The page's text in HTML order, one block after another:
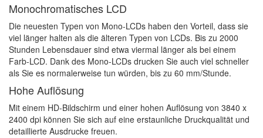
Monochromatisches LCD
Die neuesten Typen von Mono-LCDs haben den Vorteil, dass sie
viel länger halten als die älteren Typen von LCDs. Bis zu 2000
Stunden Lebensdauer sind etwa viermal länger als bei einem
Farb-LCD. Dank des Mono-LCDs drucken Sie auch viel schneller
als Sie es normalerweise tun würden, bis zu 60 mm/Stunde.
Hohe Auflösung
Mit einem HD-Bildschirm und einer hohen Auflösung von 3840 x
2400 dpi können Sie sich auf eine erstaunliche Druckqualität und
detaillierte Ausdrucke freuen.